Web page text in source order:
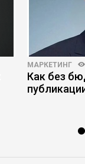
МАРКЕТИНГ
Как без